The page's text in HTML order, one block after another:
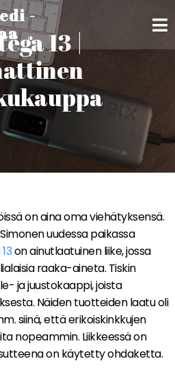
-
13 |
on aina oma viehätyksensä.
uudessa paikassa
on ainutlaatuinen liike, jossa
raaka-aineta. Tiskin
ja juustokaappi, joista
Näiden tuotteiden laatu oli
siinä, että erikoiskinkkujen
nopeammin. Liikkeessä on
on käytetty ohdaketta.